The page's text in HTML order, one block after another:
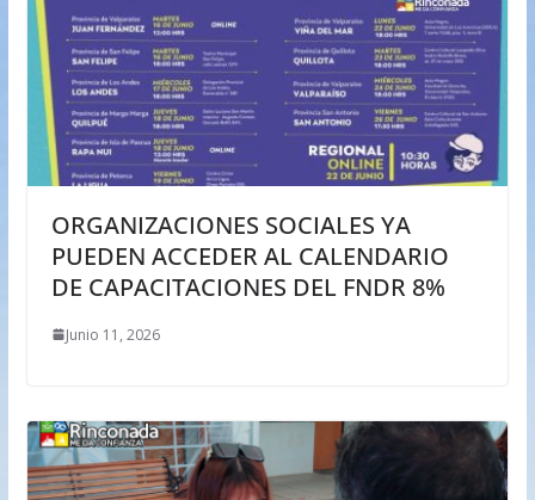
ORGANIZACIONES SOCIALES YA
PUEDEN ACCEDER AL CALENDARIO
DE CAPACITACIONES DEL FNDR 8%
Junio 11, 2026